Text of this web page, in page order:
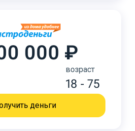
000 ₽
возраст
18 - 75
деньги